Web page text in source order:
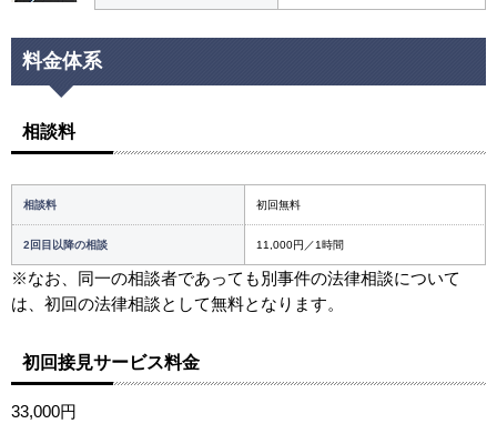
料金体系
相談料
相談料 初回無料
2回目以降の相談 11,000円／1時間
※なお、同一の相談者であっても別事件の法律相談について
は、初回の法律相談として無料となります。
初回接見サービス料金
33,000円